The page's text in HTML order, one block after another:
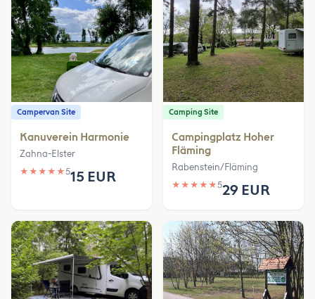
Campervan Site
Kanuverein Harmonie
Zahna-Elster
★ ★ ★ ★ ★515 EUR
Camping Site
Campingplatz Hoher
Fläming
Rabenstein/Fläming
★ ★ ★ ★ ★529 EUR